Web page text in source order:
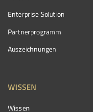
Enterprise Solution
Partnerprogramm
Auszeichnungen
WISSEN
Wissen